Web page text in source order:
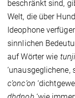
beschränkt sind,
Welt, die über
Ideophone
sinnlichen
auf Wörter wie
‘unausgeglichene,
c’onc’on